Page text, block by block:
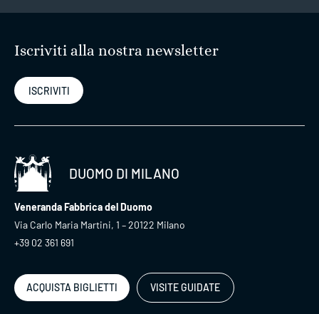
Iscriviti alla nostra newsletter
ISCRIVITI
DUOMO DI MILANO
Veneranda Fabbrica del Duomo
Via Carlo Maria Martini, 1 – 20122 Milano
+39 02 361 691
ACQUISTA BIGLIETTI VISITE GUIDATE